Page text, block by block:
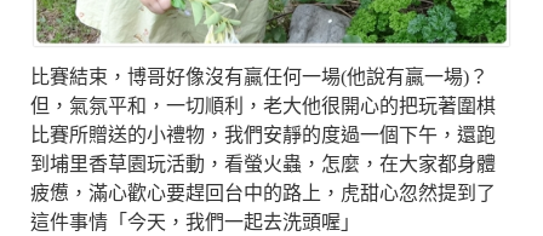
比賽結束，博哥好像沒有贏任何一場(他說有贏一場)？
但，氣氛平和，一切順利，老大他很開心的把玩著圍棋
比賽所贈送的小禮物，我們安靜的度過一個下午，還跑
到埔里香草園玩活動，看螢火蟲，怎麼，在大家都身體
疲憊，滿心歡心要趕回台中的路上，虎甜心忽然提到了
這件事情「今天，我們一起去洗頭喔」